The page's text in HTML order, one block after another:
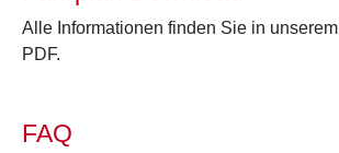
Alle Informationen finden Sie in unserem
PDF.
FAQ